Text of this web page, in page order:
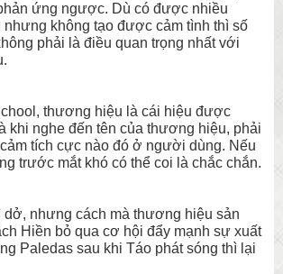
ứng ngược. Dù có được nhiều
không tạo được cảm tình thì số
phải là điều quan trọng nhất với
thương hiệu là cái hiệu được
khi nghe đến tên của thương hiệu, phải
tích cực nào đó ở người dùng. Nếu
trước mắt khó có thể coi là chắc chắn.
dở, nhưng cách mà thương hiệu sản
Hiền bỏ qua cơ hội đẩy mạnh sự xuất
Paledas sau khi Táo phát sóng thì lại